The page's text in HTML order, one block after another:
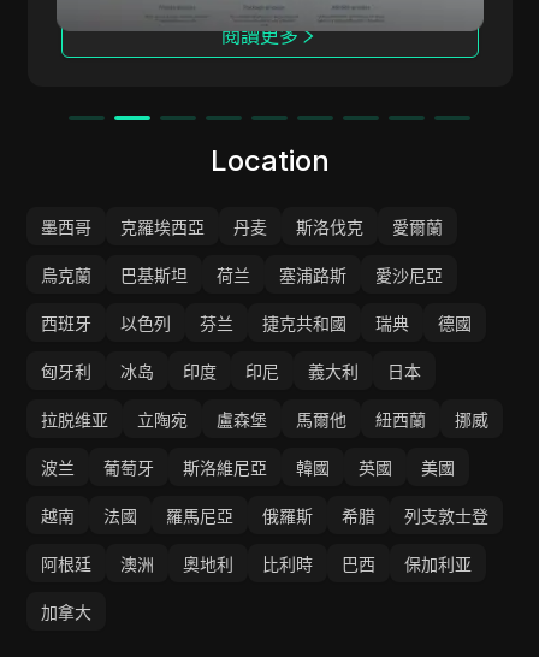
閱讀更多
Location
墨西哥 克羅埃西亞 丹麦 斯洛伐克 愛爾蘭
烏克蘭 巴基斯坦 荷兰 塞浦路斯 愛沙尼亞
西班牙 以色列 芬兰 捷克共和國 瑞典 德國
匈牙利 冰岛 印度 印尼 義大利 日本
拉脱维亚 立陶宛 盧森堡 馬爾他 紐西蘭 挪威
波兰 葡萄牙 斯洛維尼亞 韓國 英國 美國
越南 法國 羅馬尼亞 俄羅斯 希腊 列支敦士登
阿根廷 澳洲 奧地利 比利時 巴西 保加利亚
加拿大